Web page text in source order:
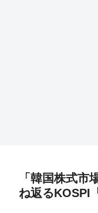
「韓国株式市
ね返るKOSPI